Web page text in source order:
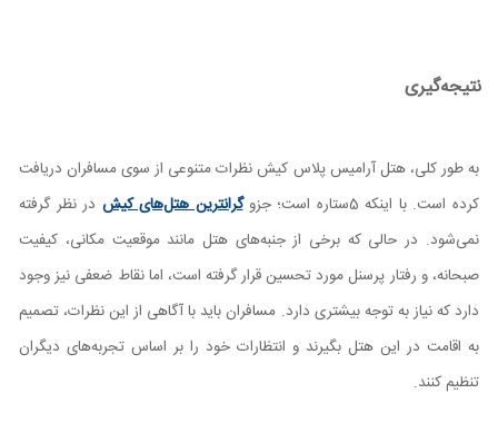
نتیجه‌گیری
به طور کلی، هتل آرامیس پلاس کیش نظرات متنوعی از سوی مسافران دریافت
کرده است. با اینکه 5ستاره است؛ جزو
گرانترین هتل‌های کیش در نظر گرفته
نمی‌شود. در حالی که برخی از جنبه‌های هتل مانند موقعیت مکانی، کیفیت
صبحانه، و رفتار پرسنل مورد تحسین قرار گرفته است، اما نقاط ضعفی نیز وجود
دارد که نیاز به توجه بیشتری دارد. مسافران باید با آگاهی از این نظرات، تصمیم
به اقامت در این هتل بگیرند و انتظارات خود را بر اساس تجربه‌های دیگران
تنظیم کنند.